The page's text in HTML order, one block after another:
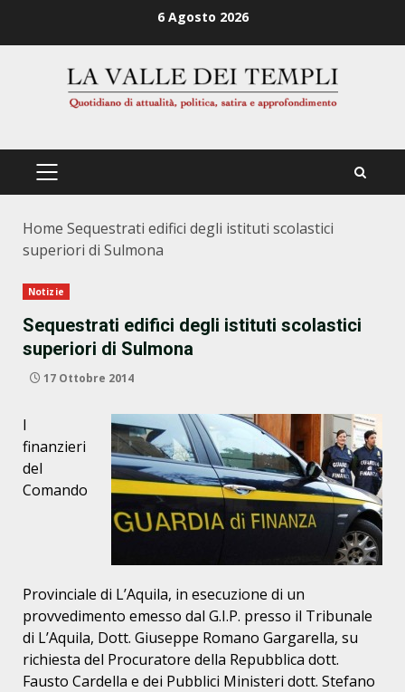
6 Agosto 2026
PRIMÄRES
Home Sequestrati edifici degli istituti scolastici
superiori di Sulmona
Notizie
Sequestrati edifici degli istituti scolastici
superiori di Sulmona
17 Ottobre 2014
I
finanzieri
del
Comando
Provinciale di L’Aquila, in esecuzione di un
provvedimento emesso dal G.I.P. presso il Tribunale
di L’Aquila, Dott. Giuseppe Romano Gargarella, su
richiesta del Procuratore della Repubblica dott.
Fausto Cardella e dei Pubblici Ministeri dott. Stefano